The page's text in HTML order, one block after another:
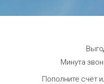
Минута
Пополните счёт